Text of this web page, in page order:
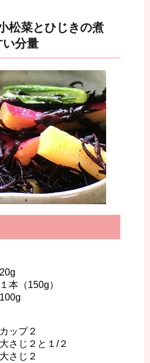
松菜とひじきの煮
分量
本（150g）
プ２
２と１/２
２